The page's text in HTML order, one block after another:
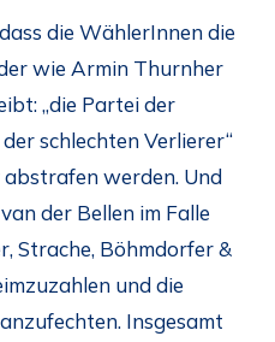
die WählerInnen die
wie Armin Thurnher
„die Partei der
schlechten Verlierer“
werden. Und
der Bellen im Falle
Strache, Böhmdorfer &
und die
Insgesamt